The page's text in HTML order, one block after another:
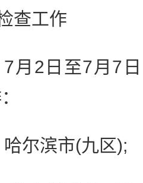
工作
2日至7月7日
尔滨市(九区);